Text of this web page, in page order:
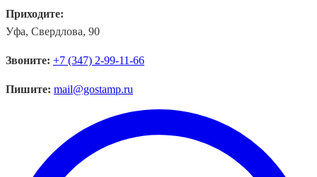
Приходите:
Уфа, Свердлова, 90
Звоните: +7 (347) 2-99-11-66
Пишите: mail@gostamp.ru